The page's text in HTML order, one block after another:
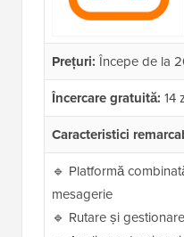
Prețuri: Începe de la
Încercare gratuită: 14
Caracteristici
🔹 Platformă
mesagerie
🔹 Rutare și